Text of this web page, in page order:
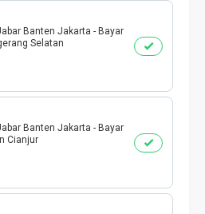
Banten Jakarta - Bayar
Selatan
Banten Jakarta - Bayar
Cianjur